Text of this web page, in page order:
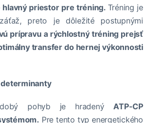
hlavný priestor pre tréning. Tréning je
preto je dôležité postupnými
prípravu a rýchlostný tréning prejsť
transfer do hernej výkonnosti
pohyb je hradenýATP-CP
Pre tento typ energetického